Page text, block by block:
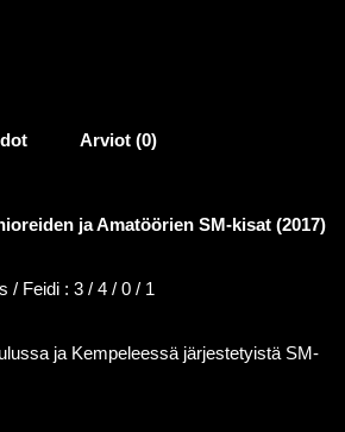
Arviot (0)
ja Amatöörien SM-kisat (2017)
/ Feidi : 3 / 4 / 0 / 1
ja Kempeleessä järjestetyistä SM-